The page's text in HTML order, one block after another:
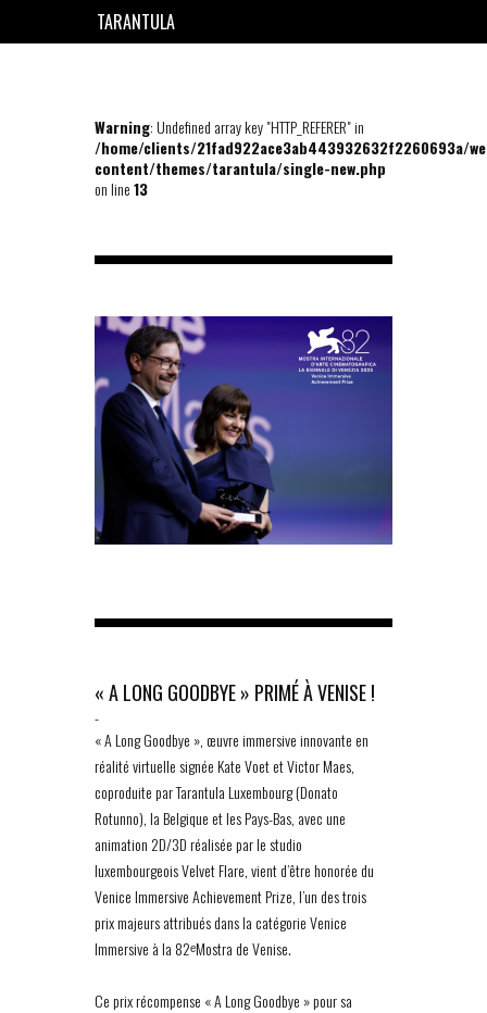
TARANTULA
Warning: Undefined array key "HTTP_REFERER" in
/home/clients/21fad922ace3ab443932632f2260693a/
content/themes/tarantula/single-new.php
on line13
« A LONG GOODBYE » PRIMÉ À VENISE !
-
« A Long Goodbye », œuvre immersive innovante en
réalité virtuelle signée Kate Voet et Victor Maes,
coproduite par Tarantula Luxembourg (Donato
Rotunno), la Belgique et les Pays-Bas, avec une
animation 2D/3D réalisée par le studio
luxembourgeois Velvet Flare, vient d’être honorée du
Venice Immersive Achievement Prize, l’un des trois
prix majeurs attribués dans la catégorie Venice
Immersive à la 82ᵉMostra de Venise.
Ce prix récompense « A Long Goodbye » pour sa